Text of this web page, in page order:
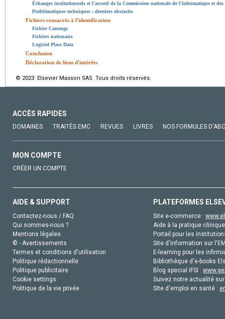
Échanges institutionnels et l'accord de la Commission nationale de l'informatique et
Problématiques techniques : derniers obstacles
Fichiers consacrés à l'identification
Fichier Canonge
Fichiers nationaux
Logiciel Plass Data
Conclusion
Déclaration de liens d'intérêts
© 2023 Elsevier Masson SAS. Tous droits réservés.
ACCÈS RAPIDES
DOMAINES TRAITÉS EMC REVUES LIVRES NOS FORMULES
MON COMPTE
CRÉER UN COMPTE
AIDE & SUPPORT
Contactez-nous / FAQ
Qui sommes-nous ?
Mentions légales
© - Avertissements
Termes et conditions d'utilisation
Politique rédactionnelle
Politique publicitaire
Cookie settings
Politique de la vie privée
PLATEFORMES
Site e-commerce :
Aide à la pratique
Portail pour les
Site d'information sur
E-learning pour les
Bibliothèque d'e-books
Blog special IFSI :
Suivez notre actualité
Site d'emploi en santé :